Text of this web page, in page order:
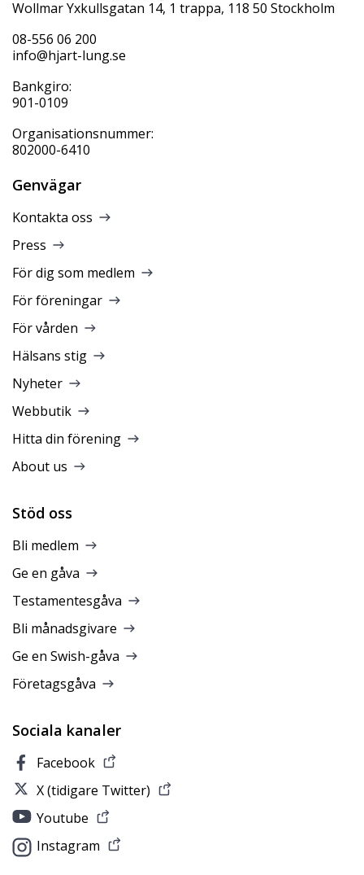
Wollmar Yxkullsgatan 14, 1 trappa, 118 50 Stockholm
08-556 06 200
info@hjart-lung.se
Bankgiro:
901-0109
Organisationsnummer:
802000-6410
Genvägar
Kontakta oss
Press
För dig som medlem
För föreningar
För vården
Hälsans stig
Nyheter
Webbutik
Hitta din förening
About us
Stöd oss
Bli medlem
Ge en gåva
Testamentesgåva
Bli månadsgivare
Ge en Swish-gåva
Företagsgåva
Sociala kanaler
Facebook
X (tidigare Twitter)
Youtube
Instagram